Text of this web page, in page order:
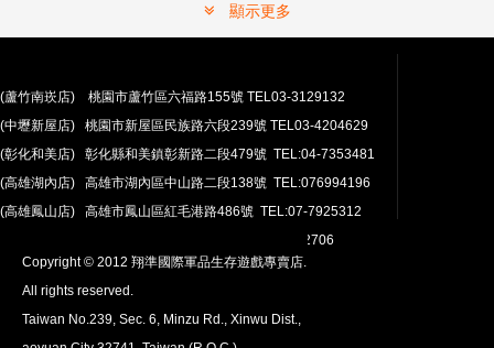
安心購買
100％付款保護。 簡單
退貨政策
顯示更多
(蘆竹南崁店) 桃園市蘆竹區六福路155號 TEL03-3129132
(中壢新屋店) 桃園市新屋區民族路六段239號 TEL03-4204629
(彰化和美店) 彰化縣和美鎮彰新路二段479號 TEL:04-7353481
(高雄湖內店) 高雄市湖內區中山路二段138號 TEL:076994196
(高雄鳳山店) 高雄市鳳山區紅毛港路486號 TEL:07-7925312
翔準網路部門:TEL 03-4202763 03-4202706
Copyright © 2012 翔準國際軍品生存遊戲專賣店.
All rights reserved.
Taiwan No.239, Sec. 6, Minzu Rd., Xinwu Dist.,